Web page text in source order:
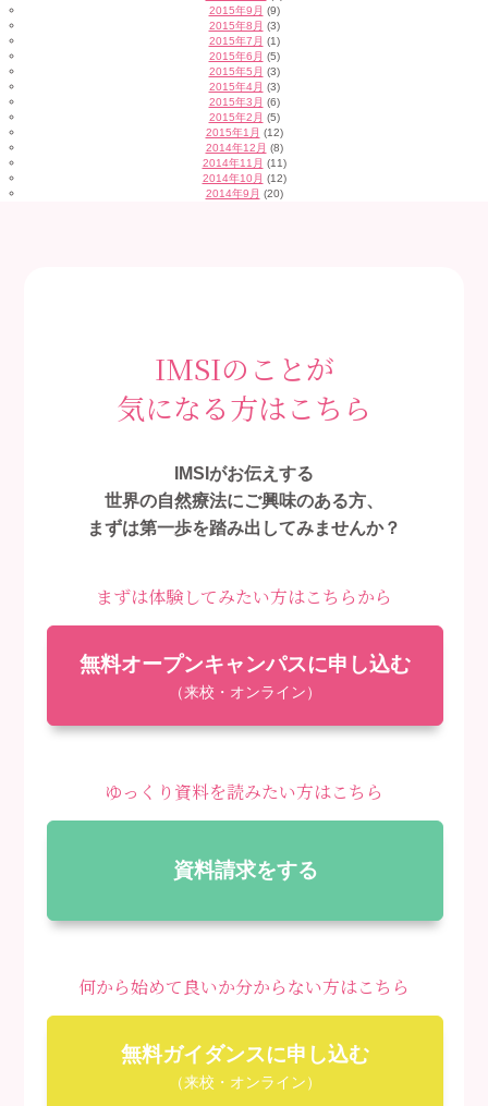
2015年9月 (9)
2015年8月 (3)
2015年7月 (1)
2015年6月 (5)
2015年5月 (3)
2015年4月 (3)
2015年3月 (6)
2015年2月 (5)
2015年1月 (12)
2014年12月 (8)
2014年11月 (11)
2014年10月 (12)
2014年9月 (20)
IMSIのことが
気になる方はこちら
IMSIがお伝えする
世界の自然療法にご興味のある方、
まずは第一歩を踏み出してみませんか？
まずは体験してみたい方はこちらから
無料オープンキャンパスに申し込む
（来校・オンライン）
ゆっくり資料を読みたい方はこちら
資料請求をする
何から始めて良いか分からない方はこちら
無料ガイダンスに申し込む
（来校・オンライン）